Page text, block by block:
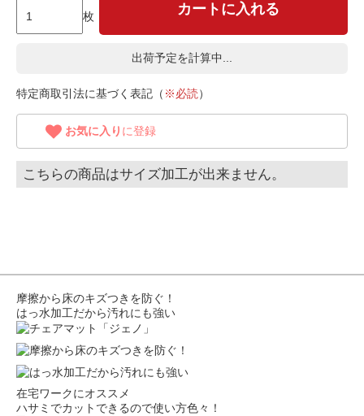
枚
カートに入れる
出荷予定を計算中...
特定商取引法に基づく表記（ ※必読）
お気に入り に登録
こちらの商品はサイズ加工が出来ません。
摩擦から床のキズつきを防ぐ！
はっ水加工だから汚れにも強い
在宅ワークにオススメ
ハサミでカットできるので使い方色々！